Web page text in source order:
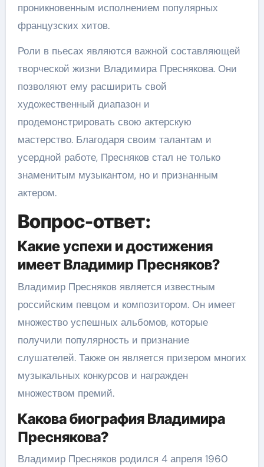
проникновенным исполнением популярных
французских хитов.
Роли в пьесах являются важной составляющей
творческой жизни Владимира Преснякова. Они
позволяют ему расширить свой
художественный диапазон и
продемонстрировать свою актерскую
мастерство. Благодаря своим талантам и
усердной работе, Пресняков стал не только
знаменитым музыкантом, но и признанным
актером.
Вопрос-ответ:
Какие успехи и достижения
имеет Владимир Пресняков?
Владимир Пресняков является известным
российским певцом и композитором. Он имеет
множество успешных альбомов, которые
получили популярность и признание
слушателей. Также он является призером многих
музыкальных конкурсов и награжден
множеством премий.
Какова биография Владимира
Преснякова?
Владимир Пресняков родился 4 апреля 1960